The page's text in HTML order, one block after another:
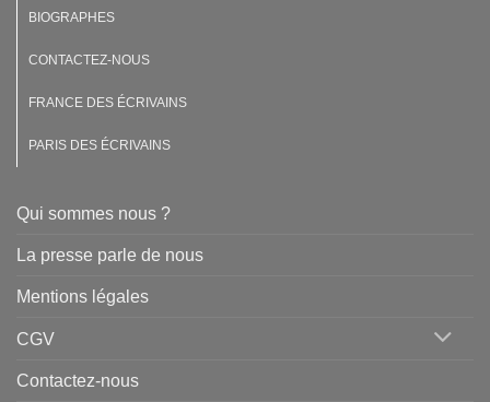
BIOGRAPHES
CONTACTEZ-NOUS
FRANCE DES ÉCRIVAINS
PARIS DES ÉCRIVAINS
Qui sommes nous ?
La presse parle de nous
Mentions légales
CGV
Contactez-nous